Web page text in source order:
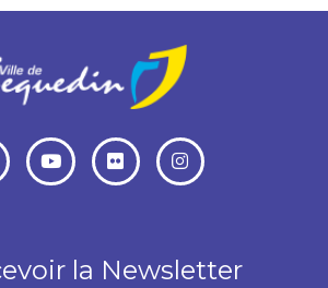
la Newsletter